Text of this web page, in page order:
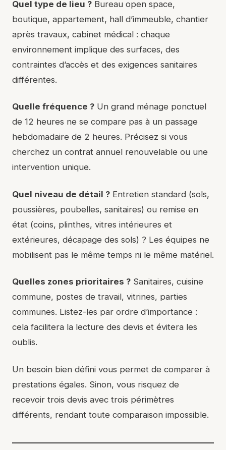
Quel type de lieu ? Bureau open space,
boutique, appartement, hall d’immeuble, chantier
après travaux, cabinet médical : chaque
environnement implique des surfaces, des
contraintes d’accès et des exigences sanitaires
différentes.
Quelle fréquence ? Un grand ménage ponctuel
de 12 heures ne se compare pas à un passage
hebdomadaire de 2 heures. Précisez si vous
cherchez un contrat annuel renouvelable ou une
intervention unique.
Quel niveau de détail ? Entretien standard (sols,
poussières, poubelles, sanitaires) ou remise en
état (coins, plinthes, vitres intérieures et
extérieures, décapage des sols) ? Les équipes ne
mobilisent pas le même temps ni le même matériel.
Quelles zones prioritaires ? Sanitaires, cuisine
commune, postes de travail, vitrines, parties
communes. Listez-les par ordre d’importance :
cela facilitera la lecture des devis et évitera les
oublis.
Un besoin bien défini vous permet de comparer à
prestations égales. Sinon, vous risquez de
recevoir trois devis avec trois périmètres
différents, rendant toute comparaison impossible.